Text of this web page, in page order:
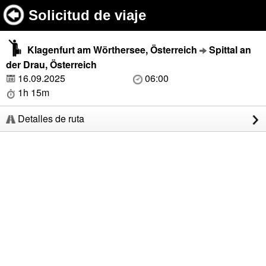
Solicitud de viaje
Klagenfurt am Wörthersee, Österreich
Spittal an
der Drau, Österreich
16.09.2025
06:00
1h 15m
Detalles de ruta